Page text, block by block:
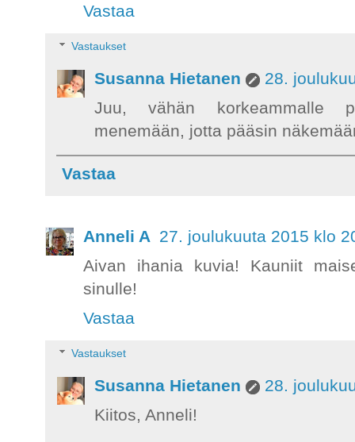
Vastaa
Vastaukset
Susanna Hietanen
28.
Juu, vähän korkeammalle
menemään, jotta pääsin
Vastaa
Anneli A 27. joulukuuta 2015 klo
Aivan ihania kuvia! Kauniit
sinulle!
Vastaa
Vastaukset
Susanna Hietanen
28.
Kiitos, Anneli!